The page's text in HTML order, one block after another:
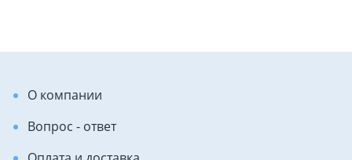
О компании
Вопрос - ответ